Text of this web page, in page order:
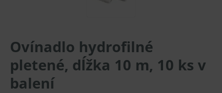
Ovínadlo hydrofilné
pletené, dĺžka 10 m, 10 ks v
balení